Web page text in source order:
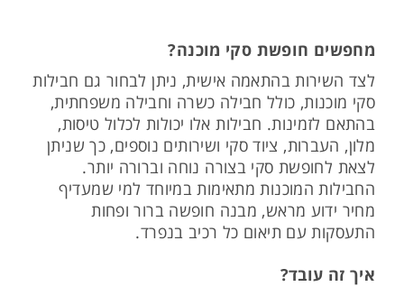
מחפשים חופשת סקי מוכנה?
לצד השירות בהתאמה אישית, ניתן לבחור גם חבילות
סקי מוכנות, כולל חבילה כשרה וחבילה משפחתית,
בהתאם לזמינות. חבילות אלו יכולות לכלול טיסות,
מלון, העברות, ציוד סקי ושירותים נוספים, כך שניתן
לצאת לחופשת סקי בצורה נוחה וברורה יותר.
החבילות המוכנות מתאימות במיוחד למי שמעדיף
מחיר ידוע מראש, מבנה חופשה ברור ופחות
התעסקות עם תיאום כל רכיב בנפרד.
איך זה עובד?